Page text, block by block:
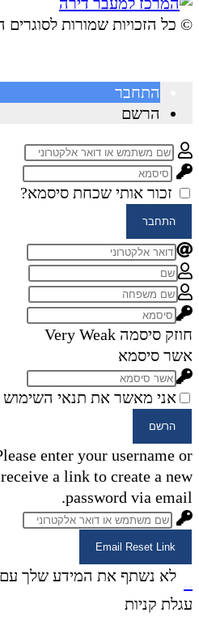
© ​כל הזכויות שמורות לסוגרים
התחבר
הרשם
זכור אותי שכחת סיסמא?
התחבר
חוזק סיסמה Very Weak
אשר סיסמא
אני מאשר את תנאי
הרשם
enter your username or
a link to create a new
password via email.
Email Reset Link
לא נשתף את המידע שלך עם
×
×
עגלת קניות